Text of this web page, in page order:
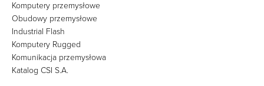
Komputery przemysłowe
Obudowy przemysłowe
Industrial Flash
Komputery Rugged
Komunikacja przemysłowa
Katalog CSI S.A.